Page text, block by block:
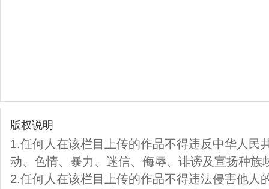
版权说明
1.任何人在该栏目上传的作品不得违反中华人民
动、色情、暴力、迷信、侮辱、诽谤及宣扬种族
2.任何人在该栏目上传的作品不得违法侵害他人